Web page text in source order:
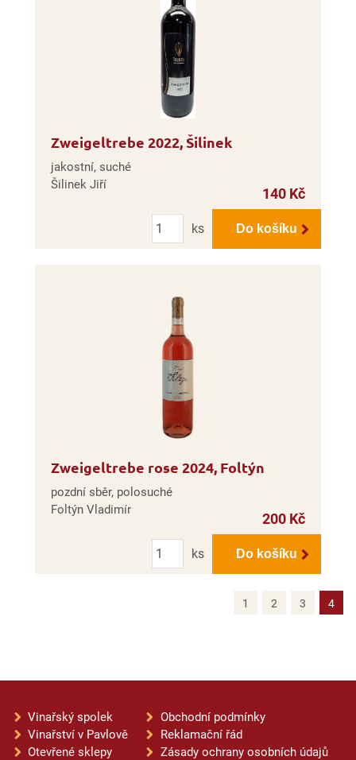
Zweigeltrebe 2022, Šilinek
jakostní, suché
Šilinek Jiří
140 Kč
Počet
ks
Do košíku
Zweigeltrebe rose 2024, Foltýn
pozdní sběr, polosuché
Foltýn Vladimír
200 Kč
Počet
ks
Do košíku
1 2 3 4
Vinařský spolek
Vinařství v Pavlově
Otevřené sklepy
Obchodní podmínky
Reklamační řád
Zásady ochrany osobních údajů